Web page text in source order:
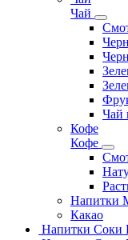
Чай
Чай
Кофе
Кофе
Напитки
Какао
Напитки Соки